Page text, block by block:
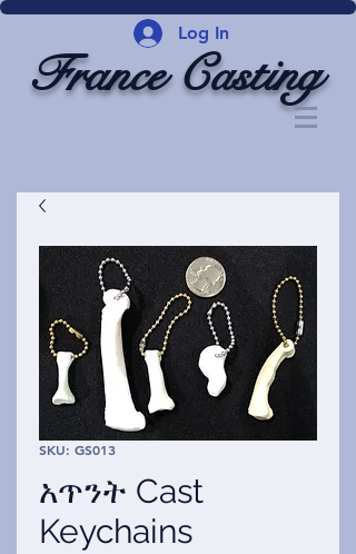
Log In
France Casting
SKU: GS013
አጥንት Cast
Keychains